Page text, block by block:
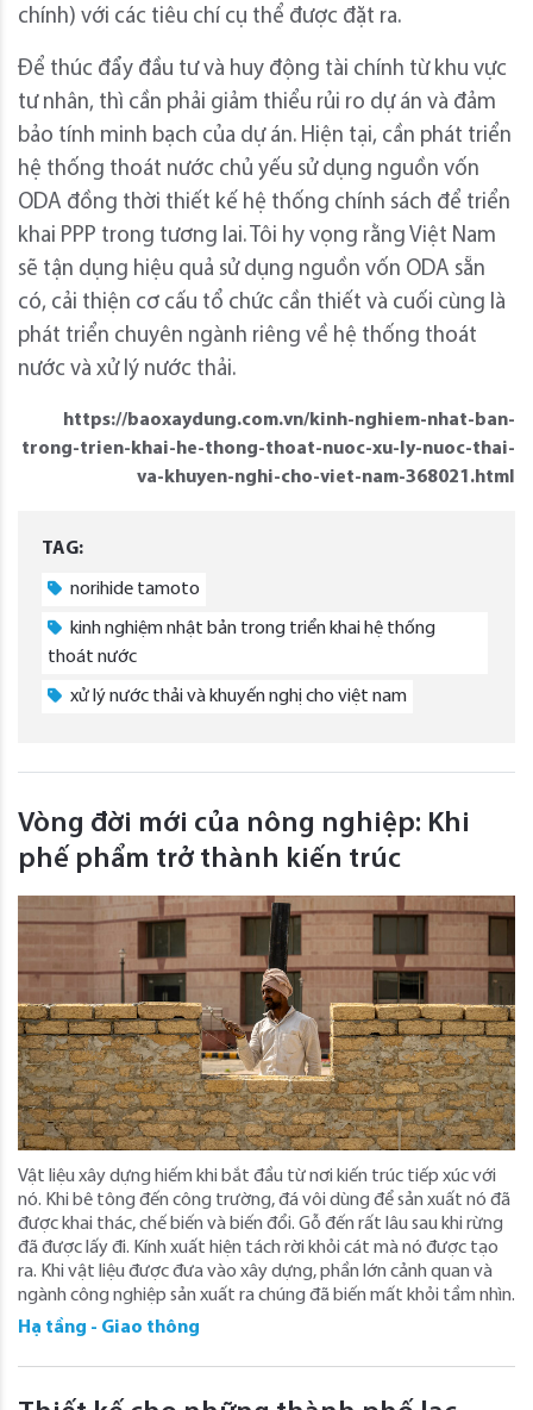
chính) với các tiêu chí cụ thể được đặt ra.
Để thúc đẩy đầu tư và huy động tài chính từ khu vực
tư nhân, thì cần phải giảm thiểu rủi ro dự án và đảm
bảo tính minh bạch của dự án. Hiện tại, cần phát triển
hệ thống thoát nước chủ yếu sử dụng nguồn vốn
ODA đồng thời thiết kế hệ thống chính sách để triển
khai PPP trong tương lai. Tôi hy vọng rằng Việt Nam
sẽ tận dụng hiệu quả sử dụng nguồn vốn ODA sẵn
có, cải thiện cơ cấu tổ chức cần thiết và cuối cùng là
phát triển chuyên ngành riêng về hệ thống thoát
nước và xử lý nước thải.
https://baoxaydung.com.vn/kinh-nghiem-nhat-ban-
trong-trien-khai-he-thong-thoat-nuoc-xu-ly-nuoc-thai-
va-khuyen-nghi-cho-viet-nam-368021.html
TAG:
norihide tamoto
kinh nghiệm nhật bản trong triển khai hệ thống
thoát nước
xử lý nước thải và khuyến nghị cho việt nam
Vòng đời mới của nông nghiệp: Khi
phế phẩm trở thành kiến trúc
Vật liệu xây dựng hiếm khi bắt đầu từ nơi kiến ​​trúc tiếp xúc với
nó. Khi bê tông đến công trường, đá vôi dùng để sản xuất nó đã
được khai thác, chế biến và biến đổi. Gỗ đến rất lâu sau khi rừng
đã được lấy đi. Kính xuất hiện tách rời khỏi cát mà nó được tạo
ra. Khi vật liệu được đưa vào xây dựng, phần lớn cảnh quan và
ngành công nghiệp sản xuất ra chúng đã biến mất khỏi tầm nhìn.
Hạ tầng - Giao thông